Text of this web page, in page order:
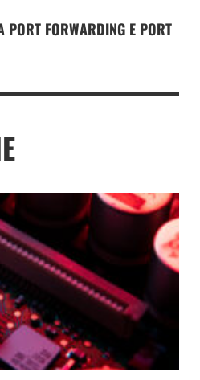
PORT FORWARDING E PORT